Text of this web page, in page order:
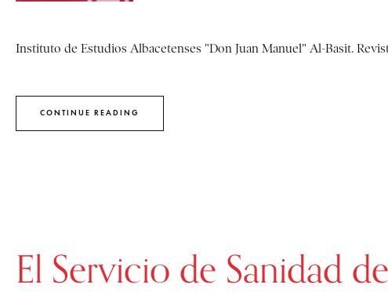
Instituto de Estudios Albacetenses "Don Juan Manuel" Al-Basit.
CONTINUE READING
El Servicio de Sanidad